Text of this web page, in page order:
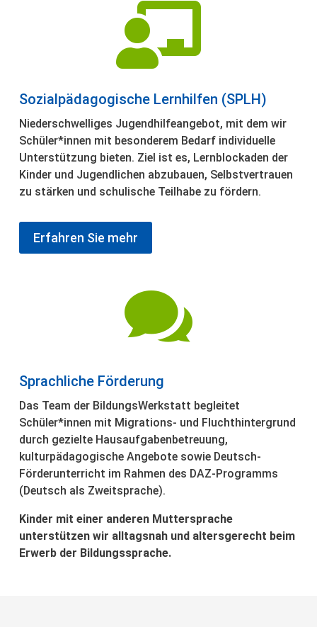

Sozialpädagogische Lernhilfen (SPLH)
Niederschwelliges Jugendhilfeangebot, mit dem wir
Schüler*innen mit besonderem Bedarf individuelle
Unterstützung bieten. Ziel ist es, Lernblockaden der
Kinder und Jugendlichen abzubauen, Selbstvertrauen
zu stärken und schulische Teilhabe zu fördern.
Erfahren Sie mehr

Sprachliche Förderung
Das Team der BildungsWerkstatt begleitet
Schüler*innen mit Migrations- und Fluchthintergrund
durch gezielte Hausaufgabenbetreuung,
kulturpädagogische Angebote sowie Deutsch-
Förderunterricht im Rahmen des DAZ-Programms
(Deutsch als Zweitsprache).
Kinder mit einer anderen Muttersprache
unterstützen wir alltagsnah und altersgerecht beim
Erwerb der Bildungssprache.